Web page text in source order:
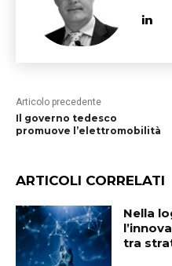
Articolo precedente
Il governo tedesco
promuove l’elettromobilità
ARTICOLI CORRELATI
Nella
tra